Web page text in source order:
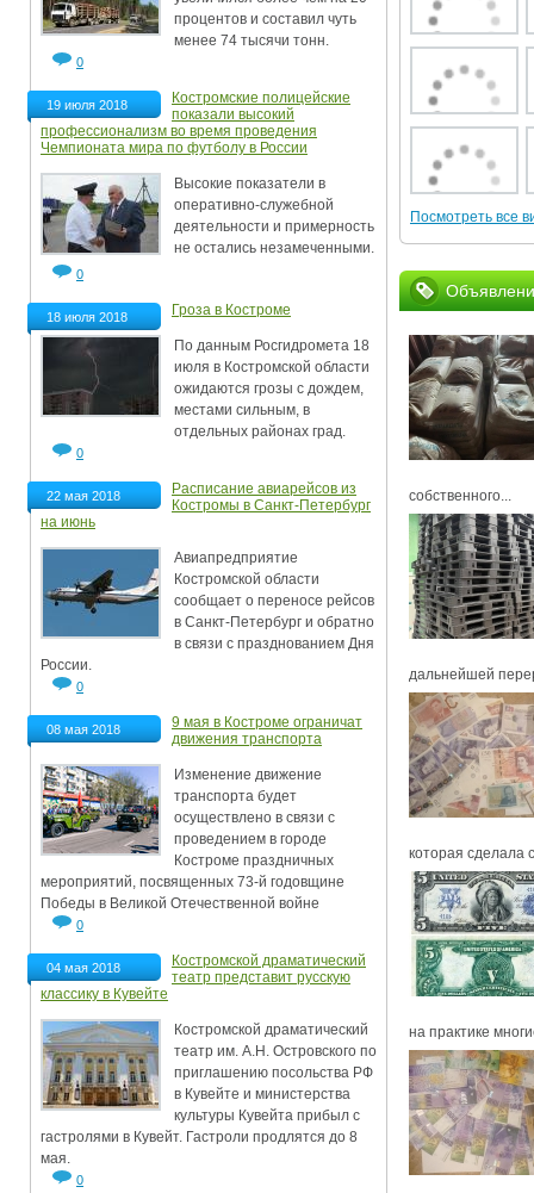
Посмотреть все
собственного...
дальнейшей
которая сделала
на практике
процентов и составил чуть
менее 74 тысячи тонн.
0
19 июля 2018
Костромские полицейские
показали высокий
профессионализм во время проведения
Чемпионата мира по футболу в России
Высокие показатели в
оперативно-служебной
деятельности и примерность
не остались незамеченными.
0
18 июля 2018 Гроза в Костроме
По данным Росгидромета 18
июля в Костромской области
ожидаются грозы с дождем,
местами сильным, в
отдельных районах град.
0
22 мая 2018
Расписание авиарейсов из
Костромы в Санкт-Петербург
на июнь
Авиапредприятие
Костромской области
сообщает о переносе рейсов
в Санкт-Петербург и обратно
в связи с празднованием Дня
России.
0
08 мая 2018
9 мая в Костроме ограничат
движения транспорта
Изменение движение
транспорта будет
осуществлено в связи с
проведением в городе
Костроме праздничных
мероприятий, посвященных 73-й годовщине
Победы в Великой Отечественной войне
0
04 мая 2018
Костромской драматический
театр представит русскую
классику в Кувейте
Костромской драматический
театр им. А.Н. Островского по
приглашению посольства РФ
в Кувейте и министерства
культуры Кувейта прибыл с
гастролями в Кувейт. Гастроли продлятся до 8
мая.
0